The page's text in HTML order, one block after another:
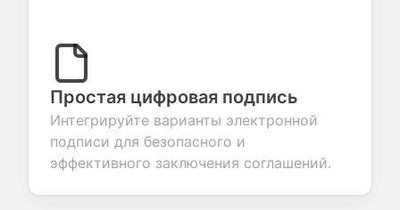
Простая цифровая подпись
Интегрируйте варианты электронной
подписи для безопасного и
эффективного заключения соглашений.